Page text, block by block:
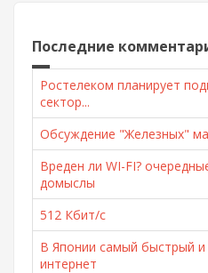
Последние
Ростелеком планирует
сектор...
Обсуждение "Железных"
Вреден ли WI-FI?
домыслы
512 Кбит/с
В Японии самый быстрый
интернет